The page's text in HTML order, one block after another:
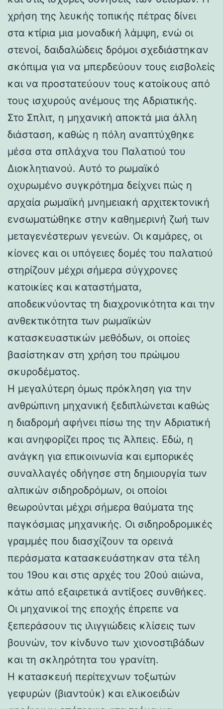
χρήση της λευκής τοπικής πέτρας δίνει
στα κτίρια μια μοναδική λάμψη, ενώ οι
στενοί, δαιδαλώδεις δρόμοι σχεδιάστηκαν
σκόπιμα για να μπερδεύουν τους εισβολείς
και να προστατεύουν τους κατοίκους από
τους ισχυρούς ανέμους της Αδριατικής.
Στο Σπλιτ, η μηχανική αποκτά μια άλλη
διάσταση, καθώς η πόλη αναπτύχθηκε
μέσα στα σπλάχνα του Παλατιού του
Διοκλητιανού. Αυτό το ρωμαϊκό
οχυρωμένο συγκρότημα δείχνει πώς η
αρχαία ρωμαϊκή μνημειακή αρχιτεκτονική
ενσωματώθηκε στην καθημερινή ζωή των
μεταγενέστερων γενεών. Οι καμάρες, οι
κίονες και οι υπόγειες δομές του παλατιού
στηρίζουν μέχρι σήμερα σύγχρονες
κατοικίες και καταστήματα,
αποδεικνύοντας τη διαχρονικότητα και την
ανθεκτικότητα των ρωμαϊκών
κατασκευαστικών μεθόδων, οι οποίες
βασίστηκαν στη χρήση του πρώιμου
σκυροδέματος.
Η μεγαλύτερη όμως πρόκληση για την
ανθρώπινη μηχανική ξεδιπλώνεται καθώς
η διαδρομή αφήνει πίσω της την Αδριατική
και ανηφορίζει προς τις Άλπεις. Εδώ, η
ανάγκη για επικοινωνία και εμπορικές
συναλλαγές οδήγησε στη δημιουργία των
αλπικών σιδηροδρόμων, οι οποίοι
θεωρούνται μέχρι σήμερα θαύματα της
παγκόσμιας μηχανικής. Οι σιδηροδρομικές
γραμμές που διασχίζουν τα ορεινά
περάσματα κατασκευάστηκαν στα τέλη
του 19ου και στις αρχές του 20ού αιώνα,
κάτω από εξαιρετικά αντίξοες συνθήκες.
Οι μηχανικοί της εποχής έπρεπε να
ξεπεράσουν τις ιλιγγιώδεις κλίσεις των
βουνών, τον κίνδυνο των χιονοστιβάδων
και τη σκληρότητα του γρανίτη.
Η κατασκευή περίτεχνων τοξωτών
γεφυρών (βιαντούκ) και ελικοειδών